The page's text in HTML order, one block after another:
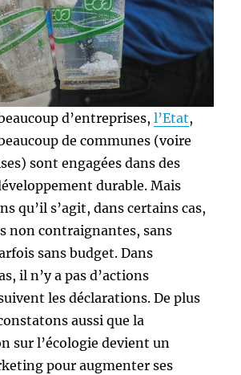
d’entreprises,l’Etat,
de communes (voire
sont engagées dans des
durable. Mais
qu’il s’agit, dans certains cas,
non contraignantes, sans
sans budget. Dans
il n’y a pas d’actions
les déclarations. De plus
aussi que la
sur l’écologie devient un
pour augmenter ses